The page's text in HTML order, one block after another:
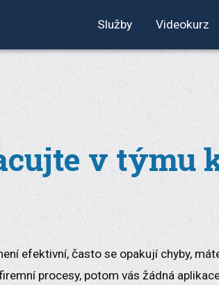
Služby Videokurz
v týmu
efektivní, často se opakují chyby,
procesy, potom vás žádná